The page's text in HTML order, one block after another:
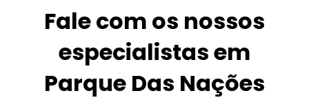
Fale com os nossos
especialistas em
Parque Das Nações